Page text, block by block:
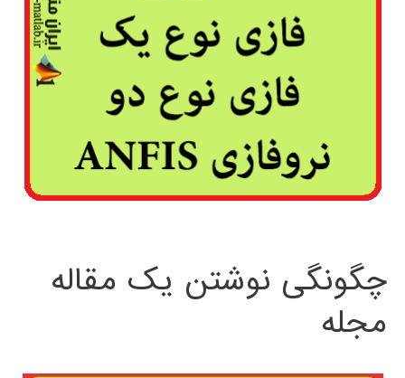
چگونگی نوشتن یک مقاله
مجله